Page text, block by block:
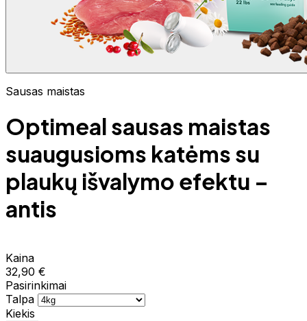
Sausas maistas
Optimeal sausas maistas
suaugusioms katėms su
plaukų išvalymo efektu –
antis
Kaina
32,90 €
Pasirinkimai
Talpa
Kiekis